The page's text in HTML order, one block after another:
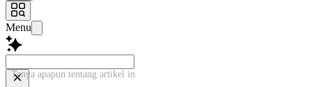
Menu
Tanya apapun tentang ar